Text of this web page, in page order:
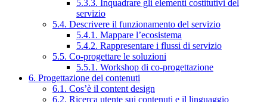
5.3.3. Inquadrare gli elementi costitutivi del
servizio
5.4. Descrivere il funzionamento del servizio
5.4.1. Mappare l’ecosistema
5.4.2. Rappresentare i flussi di servizio
5.5. Co-progettare le soluzioni
5.5.1. Workshop di co-progettazione
6. Progettazione dei contenuti
6.1. Cos’è il content design
6.2. Ricerca utente sui contenuti e il linguaggio